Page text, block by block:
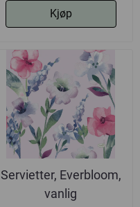
Kjøp
Servietter, Everbloom,
vanlig